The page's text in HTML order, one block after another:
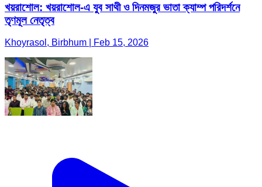
খয়রাশোল: খয়রাশোল-এ যুব সাথী ও দিনমজুর ভাতা ক্যাম্প পরিদর্শনে
তৃণমূল নেতৃত্ব
Khoyrasol, Birbhum | Feb 15, 2026